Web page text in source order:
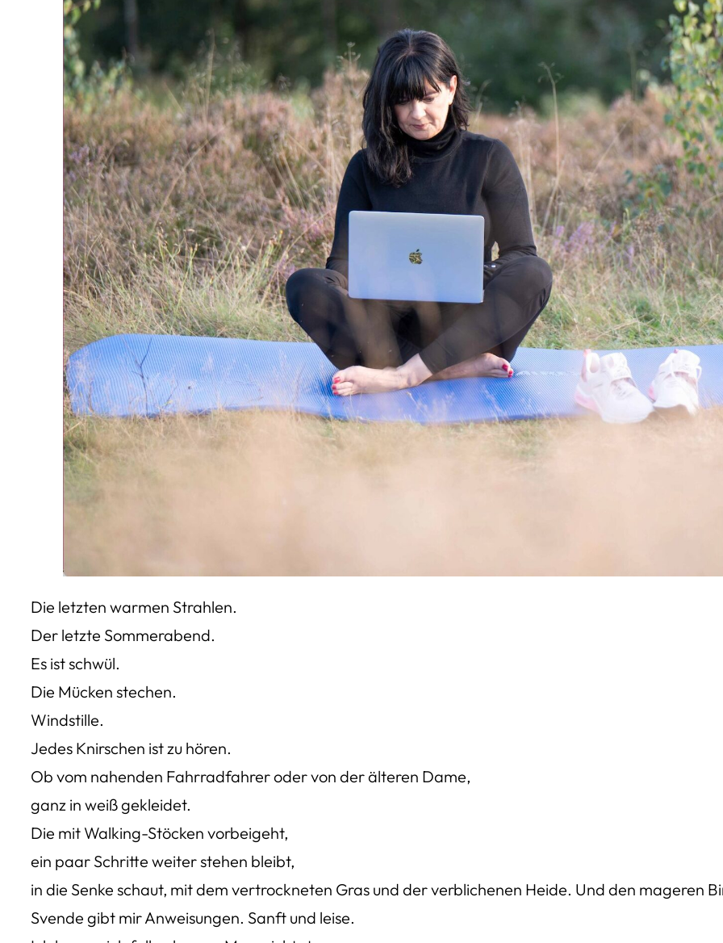
Die letzten warmen Strahlen.
Der letzte Sommerabend.
Es ist schwül.
Die Mücken stechen.
Windstille.
Jedes Knirschen ist zu hören.
Ob vom nahenden Fahrradfahrer oder von der älteren Dame,
ganz in weiß gekleidet.
Die mit Walking-Stöcken vorbeigeht,
ein paar Schritte weiter stehen bleibt,
in die Senke schaut, mit dem vertrockneten Gras und der verblichenen Heide. Und den mageren
Svende gibt mir Anweisungen. Sanft und leise.